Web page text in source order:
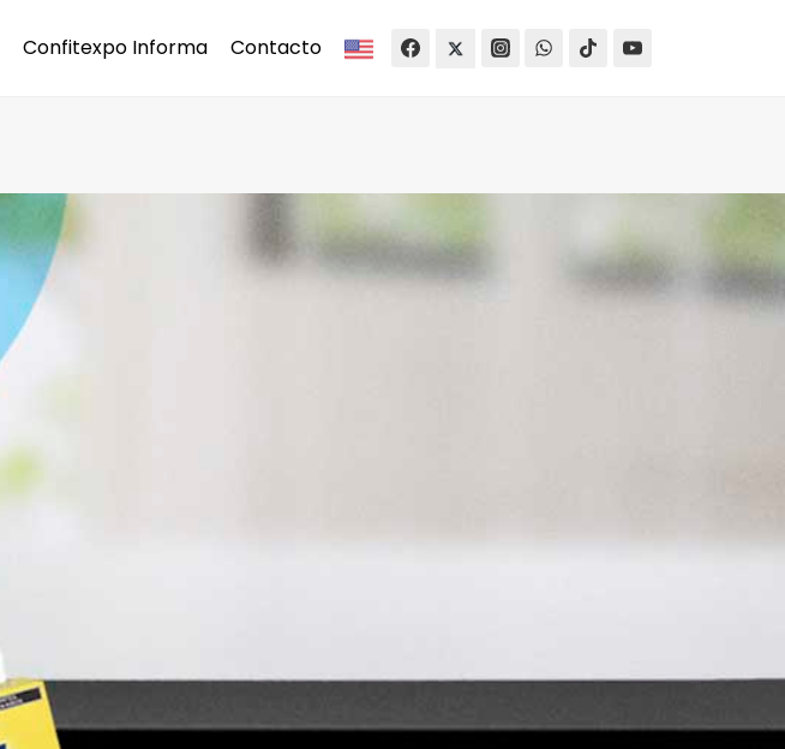
Confitexpo Informa Contacto